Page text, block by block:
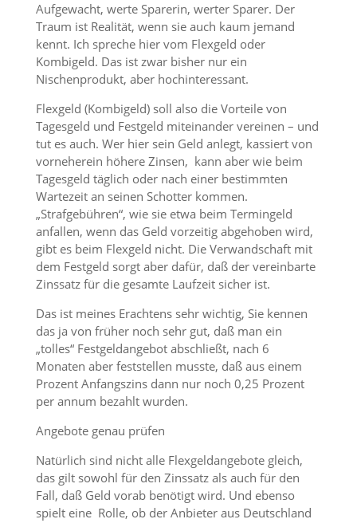
Aufgewacht, werte Sparerin, werter Sparer. Der
Traum ist Realität, wenn sie auch kaum jemand
kennt. Ich spreche hier vom Flexgeld oder
Kombigeld. Das ist zwar bisher nur ein
Nischenprodukt, aber hochinteressant.
Flexgeld (Kombigeld) soll also die Vorteile von
Tagesgeld und Festgeld miteinander vereinen – und
tut es auch. Wer hier sein Geld anlegt, kassiert von
vorneherein höhere Zinsen, kann aber wie beim
Tagesgeld täglich oder nach einer bestimmten
Wartezeit an seinen Schotter kommen.
„Strafgebühren“, wie sie etwa beim Termingeld
anfallen, wenn das Geld vorzeitig abgehoben wird,
gibt es beim Flexgeld nicht. Die Verwandschaft mit
dem Festgeld sorgt aber dafür, daß der vereinbarte
Zinssatz für die gesamte Laufzeit sicher ist.
Das ist meines Erachtens sehr wichtig, Sie kennen
das ja von früher noch sehr gut, daß man ein
„tolles“ Festgeldangebot abschließt, nach 6
Monaten aber feststellen musste, daß aus einem
Prozent Anfangszins dann nur noch 0,25 Prozent
per annum bezahlt wurden.
Angebote genau prüfen
Natürlich sind nicht alle Flexgeldangebote gleich,
das gilt sowohl für den Zinssatz als auch für den
Fall, daß Geld vorab benötigt wird. Und ebenso
spielt eine Rolle, ob der Anbieter aus Deutschland